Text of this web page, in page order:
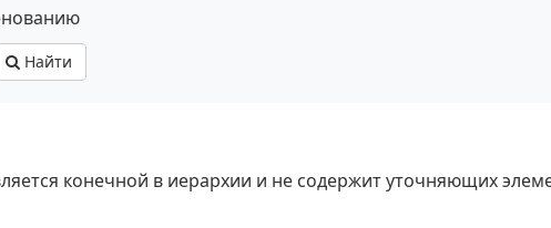
Найти
конечной в иерархии и не содержит уточняющих